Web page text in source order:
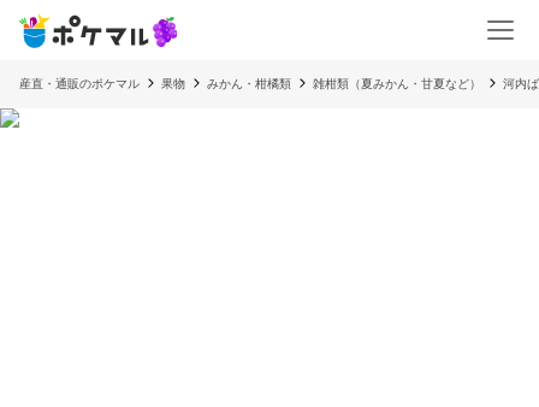
産直・通販のポケマル 果物 みかん・柑橘類 雑柑類（夏みかん・甘夏など） 河内